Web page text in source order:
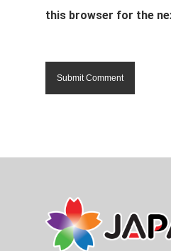
this browser for the